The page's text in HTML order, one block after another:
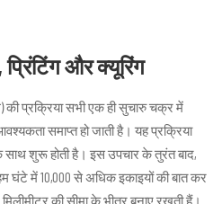
प्रिंटिंग और क्यूरिंग
की प्रक्रिया सभी एक ही सुचारु चक्र में
समाप्त हो जाती है। यह प्रक्रिया
साथ शुरू होती है। इस उपचार के तुरंत बाद,
घंटे में 10,000 से अधिक इकाइयों की बात कर